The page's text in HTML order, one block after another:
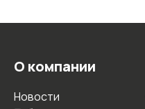
О компании
Новости